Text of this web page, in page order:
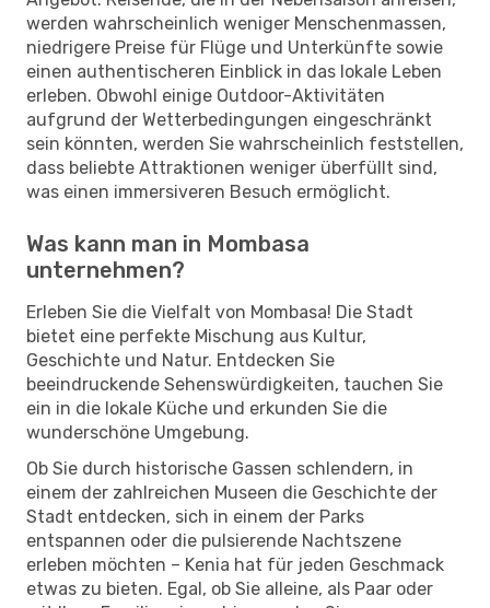
werden wahrscheinlich weniger Menschenmassen,
niedrigere Preise für Flüge und Unterkünfte sowie
einen authentischeren Einblick in das lokale Leben
erleben. Obwohl einige Outdoor-Aktivitäten
aufgrund der Wetterbedingungen eingeschränkt
sein könnten, werden Sie wahrscheinlich feststellen,
dass beliebte Attraktionen weniger überfüllt sind,
was einen immersiveren Besuch ermöglicht.
Was kann man in Mombasa
unternehmen?
Erleben Sie die Vielfalt von Mombasa! Die Stadt
bietet eine perfekte Mischung aus Kultur,
Geschichte und Natur. Entdecken Sie
beeindruckende Sehenswürdigkeiten, tauchen Sie
ein in die lokale Küche und erkunden Sie die
wunderschöne Umgebung.
Ob Sie durch historische Gassen schlendern, in
einem der zahlreichen Museen die Geschichte der
Stadt entdecken, sich in einem der Parks
entspannen oder die pulsierende Nachtszene
erleben möchten – Kenia hat für jeden Geschmack
etwas zu bieten. Egal, ob Sie alleine, als Paar oder